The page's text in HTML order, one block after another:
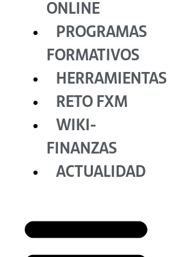
ONLINE
PROGRAMAS
FORMATIVOS
HERRAMIENTAS
RETO FXM
WIKI-
FINANZAS
ACTUALIDAD